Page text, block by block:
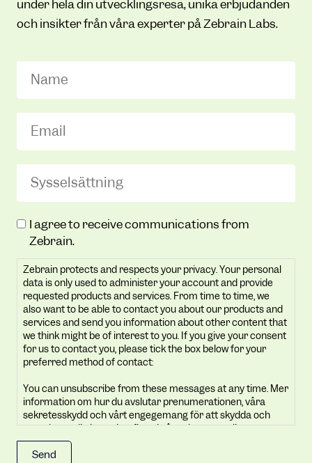
under hela din utvecklingsresa, unika erbjudanden
och insikter från våra experter på Zebrain Labs.
(Required)
(Required)
Zebrain
protects
and
respects
your
privacy.
Your
personal
data
only
used
to
administer
your
I agree to receive communications from
Zebrain.
Zebrain protects and respects your privacy. Your personal
data is only used to administer your account and provide
requested products and services. From time to time, we
also want to be able to contact you about our products and
services and send you information about other content that
we think might be of interest to you. If you give your consent
for us to contact you, please tick the box below for your
preferred method of contact:
You can unsubscribe from these messages at any time. Mer
information om hur du avslutar prenumerationen, våra
sekretesskydd och vårt engegemang för att skydda och
respektera din integritet finns i vår sekretesspolicy.
By clicking submit below, you consent to allow Zebrain to